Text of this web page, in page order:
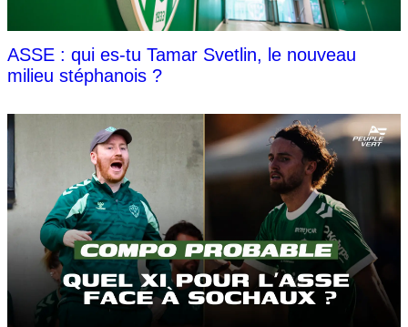
ASSE : qui es-tu Tamar Svetlin, le nouveau
milieu stéphanois ?